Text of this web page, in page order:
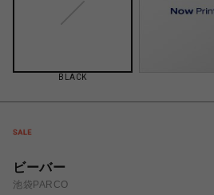
BLACK
ビーバー
池袋PARCO